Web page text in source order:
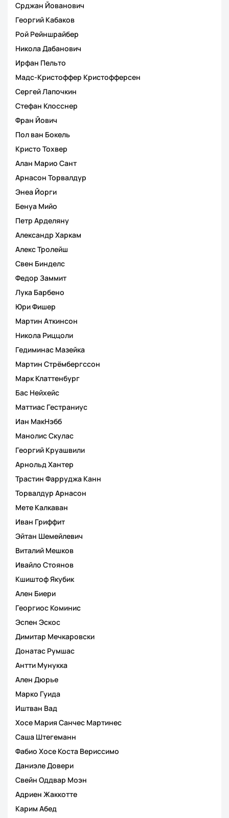
Срджан Йованович
Георгий Кабаков
Рой Рейншрайбер
Никола Дабанович
Ирфан Пельто
Мадс-Кристоффер Кристофферсен
Сергей Лапочкин
Стефан Клосснер
Фран Йович
Пол ван Бокель
Кристо Тохвер
Алан Марио Сант
Арнасон Торвалдур
Энеа Йорги
Бенуа Мийо
Петр Арделяну
Александр Харкам
Алекс Тролейш
Свен Бинделс
Федор Заммит
Лука Барбено
Юри Фишер
Мартин Аткинсон
Никола Риццоли
Гедиминас Мазейка
Мартин Стрёмбергссон
Марк Клаттенбург
Бас Нейхейс
Маттиас Гестраниус
Иан МакНэбб
Манолис Скулас
Георгий Круашвили
Арнольд Хантер
Трастин Фарруджа Канн
Торвалдур Арнасон
Мете Калкаван
Иван Гриффит
Эйтан Шемейлевич
Виталий Мешков
Ивайло Стоянов
Кшиштоф Якубик
Ален Биери
Георгиос Коминис
Эспен Эскос
Димитар Мечкаровски
Донатас Румшас
Антти Мунукка
Ален Дюрье
Марко Гуида
Иштван Вад
Хосе Мария Санчес Мартинес
Саша Штегеманн
Фабио Хосе Коста Вериссимо
Даниэле Довери
Свейн Оддвар Моэн
Адриен Жаккотте
Карим Абед